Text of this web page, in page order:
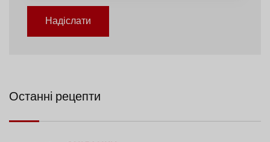
Надіслати
Останні рецепти